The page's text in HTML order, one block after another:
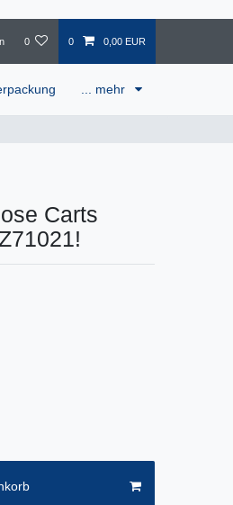
0 0 0,00 EUR
... mehr
Carts